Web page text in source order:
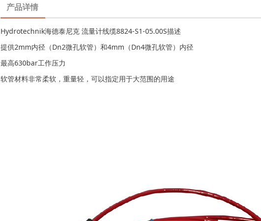
产品详情
Hydrotechnik海德泰尼克 流量计线缆8824-S1-05.00S描述
提供2mm内径（Dn2微孔软管）和4mm（Dn4微孔软管）内径
最高630bar工作压力
软管材料非常柔软，重量轻，可以指定用于大范围的用途